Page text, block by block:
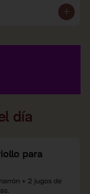
día
para
+ 2 jugos de